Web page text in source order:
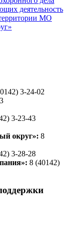
деятельность
МО
3-24-02
3-23-43
округ»: 8
3-28-28
8 (40142)